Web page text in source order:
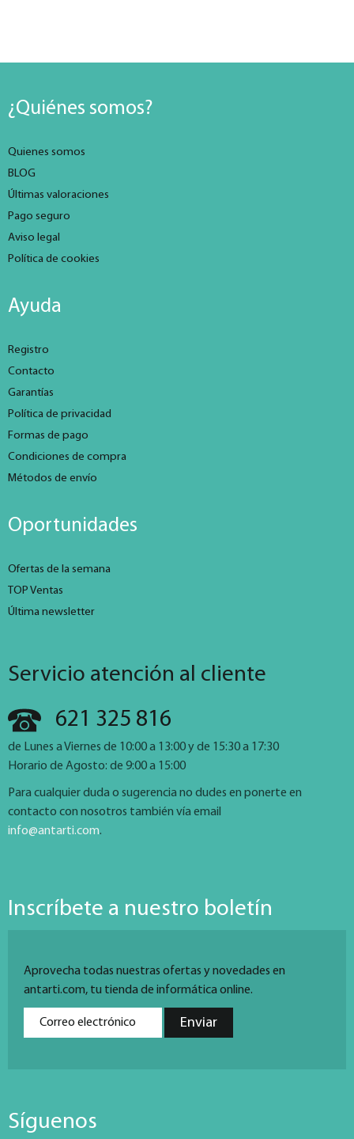
¿Quiénes somos?
Quienes somos
BLOG
Últimas valoraciones
Pago seguro
Aviso legal
Política de cookies
Ayuda
Registro
Contacto
Garantías
Política de privacidad
Formas de pago
Condiciones de compra
Métodos de envío
Oportunidades
Ofertas de la semana
TOP Ventas
Última newsletter
Servicio atención al cliente
621 325 816
de Lunes a Viernes de 10:00 a 13:00 y de 15:30 a 17:30
Horario de Agosto: de 9:00 a 15:00
Para cualquier duda o sugerencia no dudes en ponerte en
contacto con nosotros también vía email
info@antarti.com.
Inscríbete a nuestro boletín
Aprovecha todas nuestras ofertas y novedades en
antarti.com, tu tienda de informática online.
Síguenos